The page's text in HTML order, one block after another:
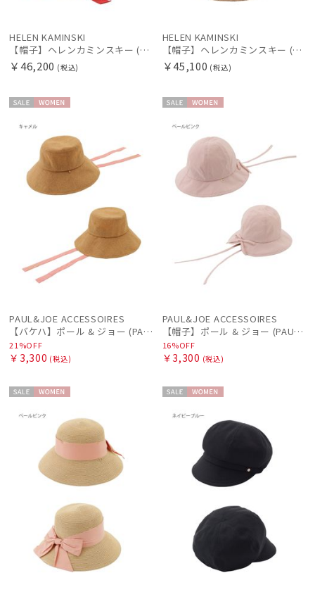
HELEN KAMINSKI
【帽子】ヘレンカミンスキー (HELEN KAMINSKI) CLOVER ラフィア バックリボン
￥46,200 (税込)
HELEN KAMINSKI
【帽子】ヘレンカミンスキー (HELEN KAMINSKI) PROVENCE LOGO10 ラフィア ロゴリボン
￥45,100 (税込)
ル
N
PAUL&JOE ACCESSOIRES
【バケハ】ポール & ジョー (PAUL & JOE ACCESSOIRES) リゾートバケハ リボン
21%OFF
￥3,300 (税込)
ル
N
PAUL&JOE ACCESSOIRES
【帽子】ポール & ジョー (PAUL & JOE ACCESSOIRES) チューリップハット リボン
16%OFF
￥3,300 (税込)
ル
N
ル
N